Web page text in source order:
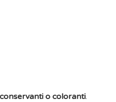
o coloranti.